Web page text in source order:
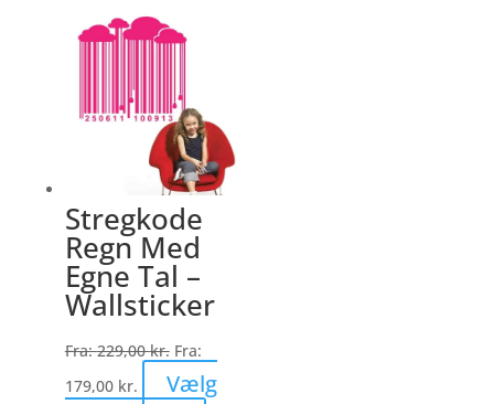
vælges
på
varesiden
Stregkode
Regn Med
Egne Tal –
Wallsticker
Fra:229,00kr. Fra:
179,00 kr.
Vælg